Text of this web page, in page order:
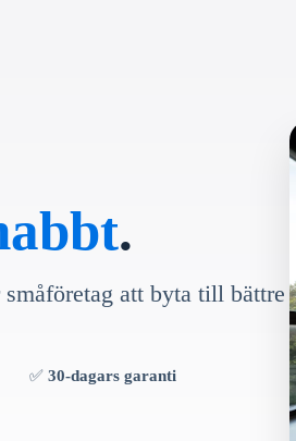
.
att byta till bättre
✅30-dagars garanti